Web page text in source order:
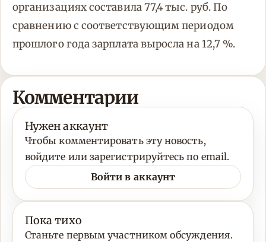
организациях составила 77,4 тыс. руб. По
сравнению с соответствующим периодом
прошлого года зарплата выросла на 12,7 %.
Комментарии
Нужен аккаунт
Чтобы комментировать эту новость,
войдите или зарегистрируйтесь по email.
Войти в аккаунт
Пока тихо
Станьте первым участником обсуждения.